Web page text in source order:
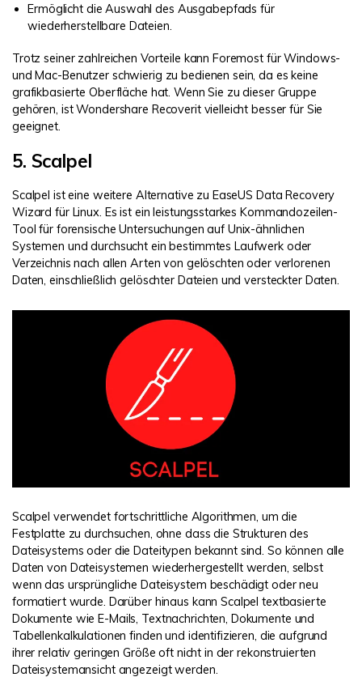
Ermöglicht die Auswahl des Ausgabepfads für
wiederherstellbare Dateien.
Trotz seiner zahlreichen Vorteile kann Foremost für Windows-
und Mac-Benutzer schwierig zu bedienen sein, da es keine
grafikbasierte Oberfläche hat. Wenn Sie zu dieser Gruppe
gehören, ist Wondershare Recoverit vielleicht besser für Sie
geeignet.
5. Scalpel
Scalpel ist eine weitere Alternative zu EaseUS Data Recovery
Wizard für Linux. Es ist ein leistungsstarkes Kommandozeilen-
Tool für forensische Untersuchungen auf Unix-ähnlichen
Systemen und durchsucht ein bestimmtes Laufwerk oder
Verzeichnis nach allen Arten von gelöschten oder verlorenen
Daten, einschließlich gelöschter Dateien und versteckter Daten.
Scalpel verwendet fortschrittliche Algorithmen, um die
Festplatte zu durchsuchen, ohne dass die Strukturen des
Dateisystems oder die Dateitypen bekannt sind. So können alle
Daten von Dateisystemen wiederhergestellt werden, selbst
wenn das ursprüngliche Dateisystem beschädigt oder neu
formatiert wurde. Darüber hinaus kann Scalpel textbasierte
Dokumente wie E-Mails, Textnachrichten, Dokumente und
Tabellenkalkulationen finden und identifizieren, die aufgrund
ihrer relativ geringen Größe oft nicht in der rekonstruierten
Dateisystemansicht angezeigt werden.